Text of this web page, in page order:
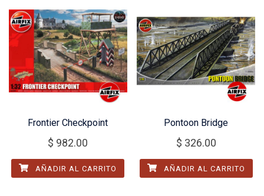
Frontier Checkpoint
$ 982.00
AÑADIR AL CARRITO
Pontoon Bridge
$ 326.00
AÑADIR AL CARRITO